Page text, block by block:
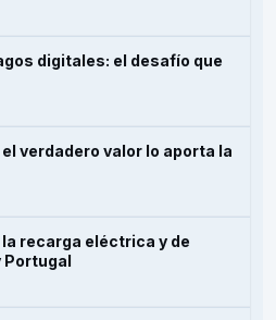
digitales: el desafío que
verdadero valor lo aporta la
recarga eléctrica y de
Portugal